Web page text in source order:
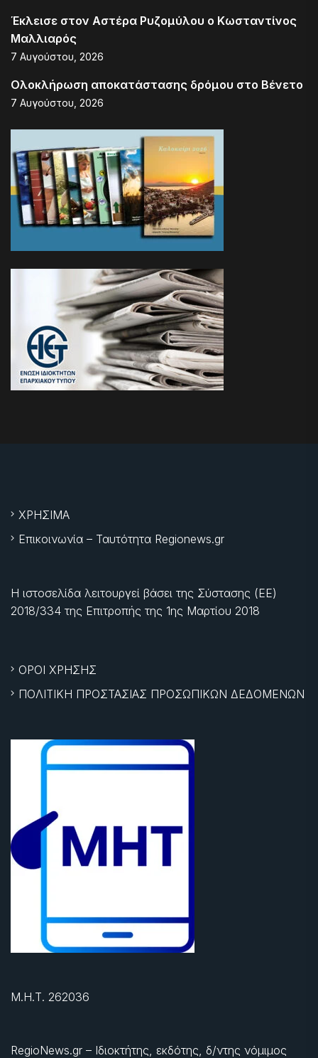
Έκλεισε στον Αστέρα Ρυζομύλου ο Κωσταντίνος
Μαλλιαρός
7 Αυγούστου, 2026
Ολοκλήρωση αποκατάστασης δρόμου στο Βένετο
7 Αυγούστου, 2026
ΧΡΗΣΙΜΑ
Επικοινωνία – Ταυτότητα Regionews.gr
Η ιστοσελίδα λειτουργεί βάσει της Σύστασης (ΕΕ)
2018/334 της Επιτροπής της 1ης Μαρτίου 2018
ΟΡΟΙ ΧΡΗΣΗΣ
ΠΟΛΙΤΙΚΗ ΠΡΟΣΤΑΣΙΑΣ ΠΡΟΣΩΠΙΚΩΝ ΔΕΔΟΜΕΝΩΝ
Μ.Η.Τ. 262036
RegioNews.gr – Ιδιοκτήτης, εκδότης, δ/ντης νόμιμος